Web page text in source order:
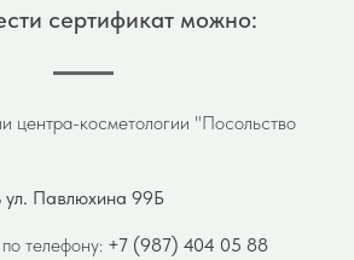
сертификат можно:
центра-косметологии "Посольство
ул. Павлюхина 99Б
телефону: +7 (987) 404 05 88